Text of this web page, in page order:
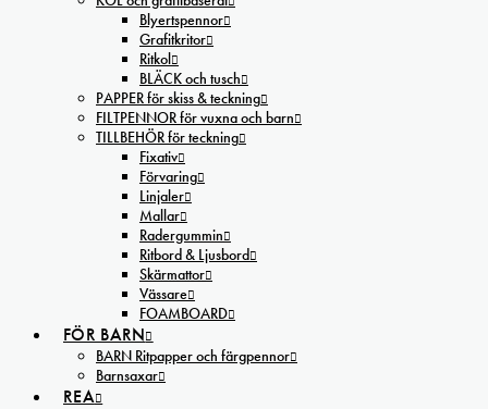
Blyertspennor
Grafitkritor
Ritkol
BLÄCK och tusch
PAPPER för skiss & teckning
FILTPENNOR för vuxna och barn
TILLBEHÖR för teckning
Fixativ
Förvaring
Linjaler
Mallar
Radergummin
Ritbord & Ljusbord
Skärmattor
Vässare
FOAMBOARD
FÖR BARN
BARN Ritpapper och färgpennor
Barnsaxar
REA